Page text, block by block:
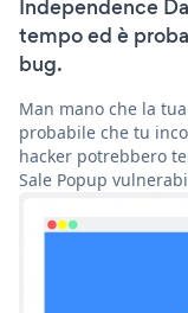
Independence
tempo ed è
bug.
Man mano che la
probabile che tu
hacker potrebbero
Sale Popup